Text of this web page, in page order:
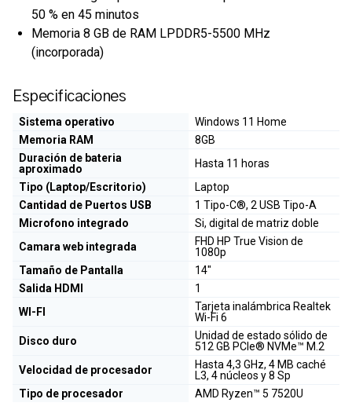
50 % en 45 minutos
Memoria 8 GB de RAM LPDDR5-5500 MHz
(incorporada)
Especificaciones
Sistema operativo
Windows 11 Home
Memoria RAM
8GB
Duración de bateria
aproximado
Hasta 11 horas
Tipo (Laptop/Escritorio)
Laptop
Cantidad de Puertos USB
1 Tipo-C®, 2 USB Tipo-A
Microfono integrado
Si, digital de matriz doble
Camara web integrada
FHD HP True Vision de
1080p
Tamaño de Pantalla
14"
Salida HDMI
1
WI-FI
Tarjeta inalámbrica Realtek
Wi-Fi 6
Disco duro
Unidad de estado sólido de
512 GB PCIe® NVMe™ M.2
Velocidad de procesador
Hasta 4,3 GHz, 4 MB caché
L3, 4 núcleos y 8 Sp
Tipo de procesador
AMD Ryzen™ 5 7520U